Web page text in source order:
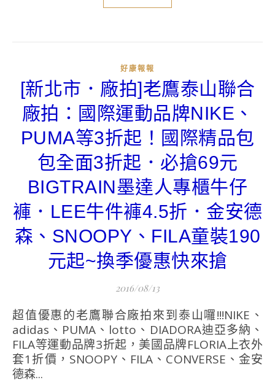
好康報報
[新北市．廠拍]老鷹泰山聯合
廠拍：國際運動品牌NIKE、
PUMA等3折起！國際精品包
包全面3折起．必搶69元
BIGTRAIN墨達人專櫃牛仔
褲．LEE牛件褲4.5折．金安德
森、SNOOPY、FILA童裝190
元起~換季優惠快來搶
2016/08/13
超值優惠的老鷹聯合廠拍來到泰山囉!!!NIKE、
adidas、PUMA、lotto、DIADORA迪亞多納、
FILA等運動品牌3折起，美國品牌FLORIA上衣外
套1折價，SNOOPY、FILA、CONVERSE、金安
德森...